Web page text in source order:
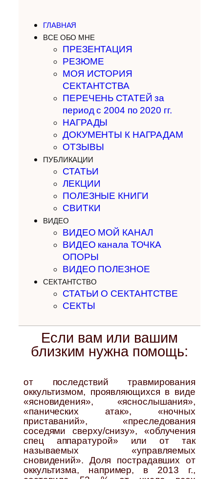
ГЛАВНАЯ
ВСЕ ОБО МНЕ
ПРЕЗЕНТАЦИЯ
РЕЗЮМЕ
МОЯ ИСТОРИЯ
СЕКТАНТСТВА
ПЕРЕЧЕНЬ СТАТЕЙ за
период с 2004 по 2020 гг.
НАГРАДЫ
ДОКУМЕНТЫ К НАГРАДАМ
ОТЗЫВЫ
ПУБЛИКАЦИИ
СТАТЬИ
ЛЕКЦИИ
ПОЛЕЗНЫЕ КНИГИ
СВИТКИ
ВИДЕО
ВИДЕО МОЙ КАНАЛ
ВИДЕО канала ТОЧКА
ОПОРЫ
ВИДЕО ПОЛЕЗНОЕ
СЕКТАНТСТВО
СТАТЬИ О СЕКТАНТСТВЕ
СЕКТЫ
Если вам или вашим
близким нужна помощь:
от последствий травмирования
оккультизмом, проявляющихся в виде
«ясновидения», «яснослышания»,
«панических атак», «ночных
приставаний», «преследования
соседями сверху/снизу», «облучения
спец аппаратурой» или от так
называемых «управляемых
сновидений». Доля пострадавших от
оккультизма, например, в 2013 г.,